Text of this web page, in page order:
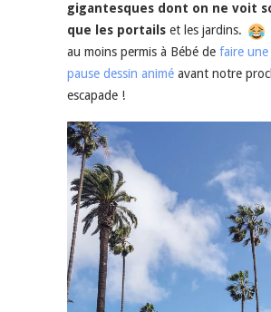
gigantesques dont on ne voit
que les portails et les jardins.
au moins permis à Bébé de faire
pause dessin animé avant notre
escapade !